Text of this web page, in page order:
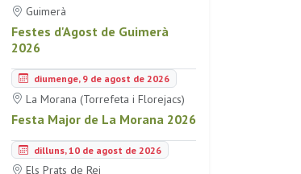
Guimerà
Festes d'Agost de Guimerà
2026
diumenge, 9 de agost de 2026
La Morana (Torrefeta i Florejacs)
Festa Major de La Morana 2026
dilluns, 10 de agost de 2026
Els Prats de Rei